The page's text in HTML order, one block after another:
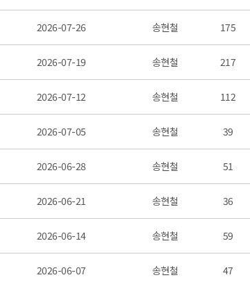
2026-07-26 송현철 175
2026-07-19 송현철 217
2026-07-12 송현철 112
2026-07-05 송현철 39
2026-06-28 송현철 51
2026-06-21 송현철 36
2026-06-14 송현철 59
2026-06-07 송현철 47